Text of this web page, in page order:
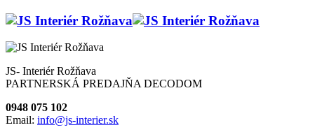
JS- Interiér Rožňava
PARTNERSKÁ PREDAJŇA DECODOM
0948 075 102
Email: info@js-interier.sk